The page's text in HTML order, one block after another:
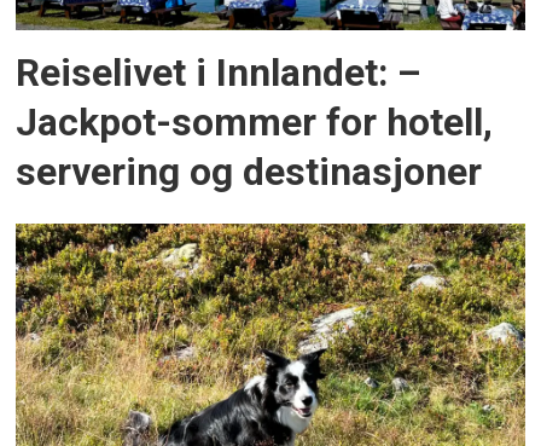
Reiselivet i Innlandet: –
Jackpot-sommer for hotell,
servering og destinasjoner